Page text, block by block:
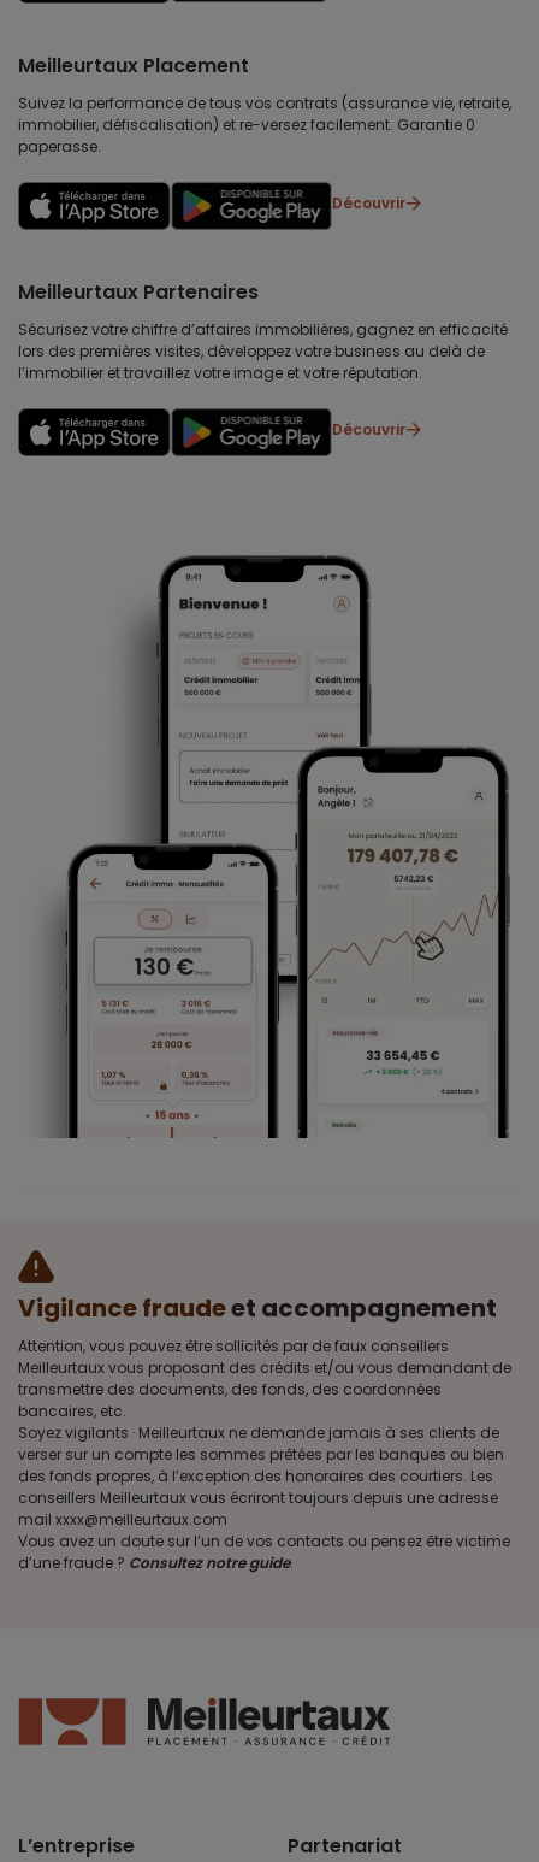
Meilleurtaux Placement
Suivez la performance de tous vos contrats (assurance vie, retraite,
immobilier, défiscalisation) et re-versez facilement. Garantie 0
paperasse.
Découvrir
Meilleurtaux Partenaires
Sécurisez votre chiffre d’affaires immobilières, gagnez en efficacité
lors des premières visites, développez votre business au delà de
l’immobilier et travaillez votre image et votre réputation.
Découvrir
Vigilance fraudeet accompagnement
Attention, vous pouvez être sollicités par de faux conseillers
Meilleurtaux vous proposant des crédits et/ou vous demandant de
transmettre des documents, des fonds, des coordonnées
bancaires, etc.
Soyez vigilants · Meilleurtaux ne demande jamais à ses clients de
verser sur un compte les sommes prêtées par les banques ou bien
des fonds propres, à l’exception des honoraires des courtiers. Les
conseillers Meilleurtaux vous écriront toujours depuis une adresse
mail xxxx@meilleurtaux.com
Vous avez un doute sur l’un de vos contacts ou pensez être victime
d’une fraude ? Consultez notre guide.
L’entreprise Partenariat